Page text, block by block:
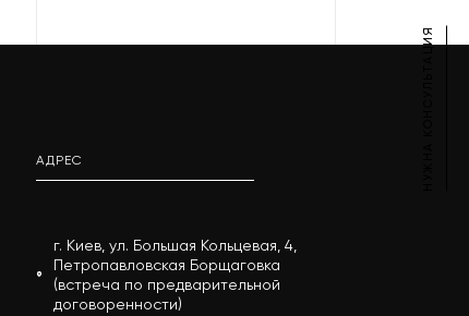
АДРЕС
г. Киев, ул. Большая Кольцевая, 4,
Петропавловская Борщаговка
(встреча по предварительной
договоренности)